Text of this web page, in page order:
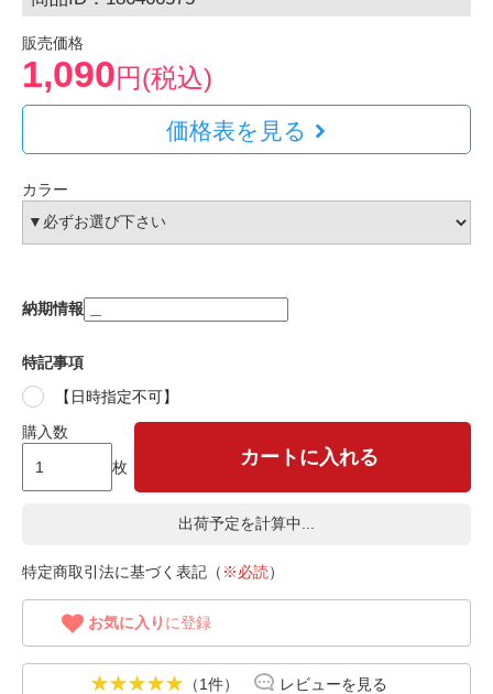
販売価格
1,090円(税込)
価格表を見る
カラー
納期情報
特記事項
【日時指定不可】
購入数
枚
カートに入れる
出荷予定を計算中...
特定商取引法に基づく表記（ ※必読）
お気に入り に登録
（1件） レビューを見る